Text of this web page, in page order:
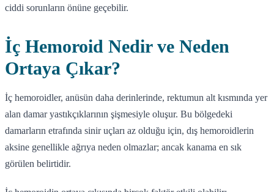
ciddi sorunların önüne geçebilir.
İç Hemoroid Nedir ve Neden
Ortaya Çıkar?
İç hemoroidler, anüsün daha derinlerinde, rektumun alt kısmında yer
alan damar yastıkçıklarının şişmesiyle oluşur. Bu bölgedeki
damarların etrafında sinir uçları az olduğu için, dış hemoroidlerin
aksine genellikle ağrıya neden olmazlar; ancak kanama en sık
görülen belirtidir.